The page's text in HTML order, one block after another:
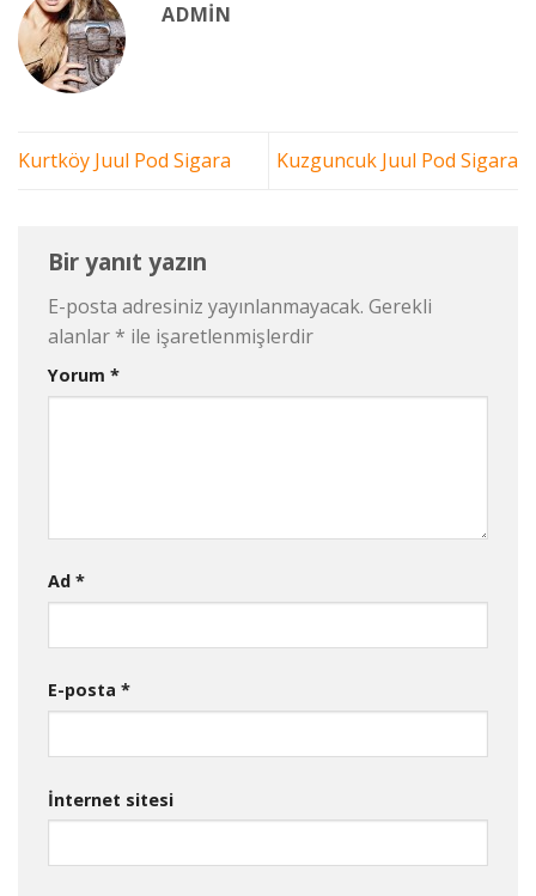
ADMIN
Kurtköy Juul Pod Sigara Kuzguncuk Juul Pod Sigara
Bir yanıt yazın
E-posta adresiniz yayınlanmayacak. Gerekli
alanlar * ile işaretlenmişlerdir
Yorum *
Ad *
E-posta *
İnternet sitesi